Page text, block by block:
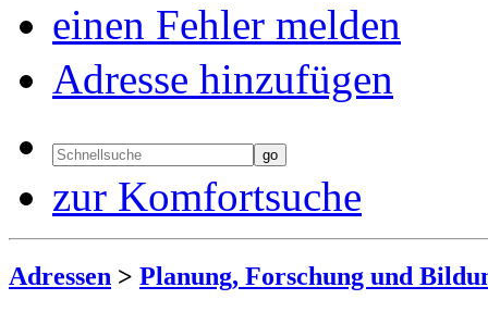
einen Fehler melden
Adresse hinzufügen
zur Komfortsuche
Adressen > Planung, Forschung und